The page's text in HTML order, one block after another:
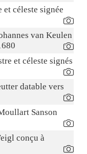
et céleste signée
van Keulen
et céleste signés
datable vers
Sanson
conçu à